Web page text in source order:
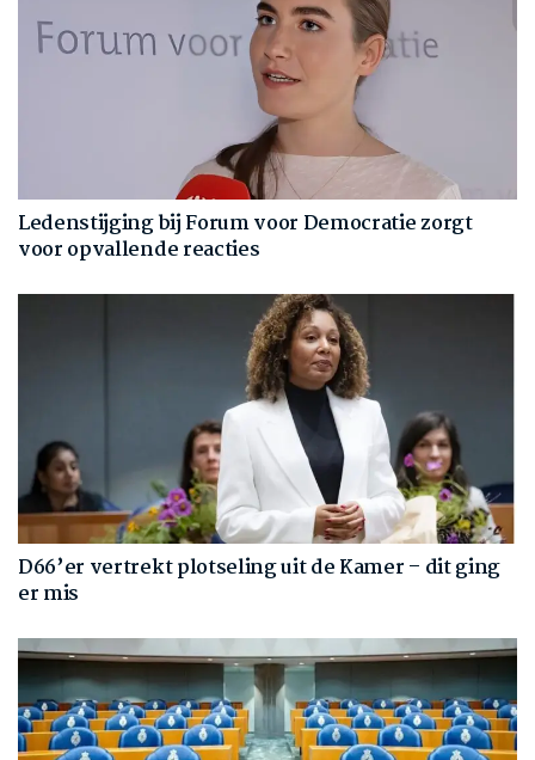
Ledenstijging bij Forum voor Democratie zorgt
voor opvallende reacties
D66’er vertrekt plotseling uit de Kamer – dit ging
er mis